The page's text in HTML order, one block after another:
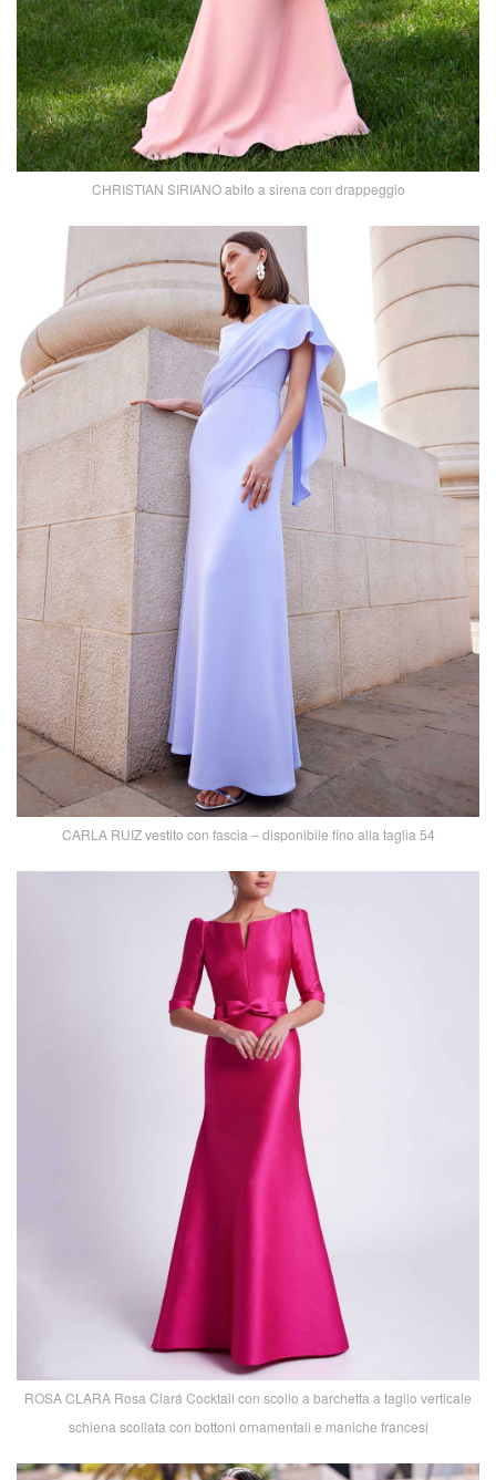
CHRISTIAN SIRIANO abito a sirena con drappeggio
CARLA RUIZ vestito con fascia – disponibile fino alla taglia 54
ROSA CLARA Rosa Clará Cocktail con scollo a barchetta a taglio verticale
schiena scollata con bottoni ornamentali e maniche francesi